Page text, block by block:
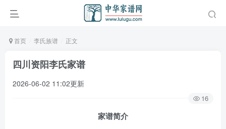
首页 李氏族谱 正文
四川资阳李氏家谱
2026-06-02 11:02更新
16
家谱简介